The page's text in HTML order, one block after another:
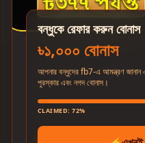
বন্ধুকে রেফার করুন বোনাস
৳১,০০০ বোনাস
আপনার বন্ধুদের fb7-এ আমন্ত্রণ জানান
পুরস্কার এবং নগদ বোনাস।
CLAIMED: 72%